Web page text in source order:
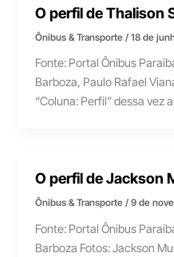
O perfil de Thalison
Ônibus & Transporte/18 de
Fonte: Portal Ônibus
Barboza, Paulo Rafael
“Coluna: Perfil” dessa vez
O perfil de Jackson
Ônibus & Transporte/9 de
Fonte: Portal Ônibus
Barboza Fotos: Jackson